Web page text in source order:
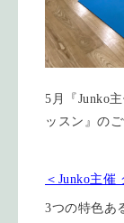
5月『Junko
ッスン』の
＜Junko主催
3つの特色あ